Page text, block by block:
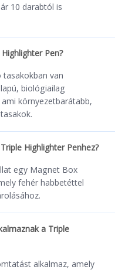
10 darabtól is
Pen?
van
biológiailag
környezetbarátabb,
Highlighter Penhez?
egy Magnet Box
fehér habbetéttel
a Triple
alkalmaz, amely